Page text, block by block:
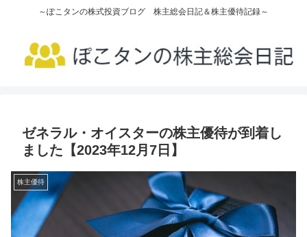
～ぽこタンの株式投資ブログ 株主総会日記＆株主優待記録～
ゼネラル・オイスターの株主優待が到着し
ました【2023年12月7日】
株主優待